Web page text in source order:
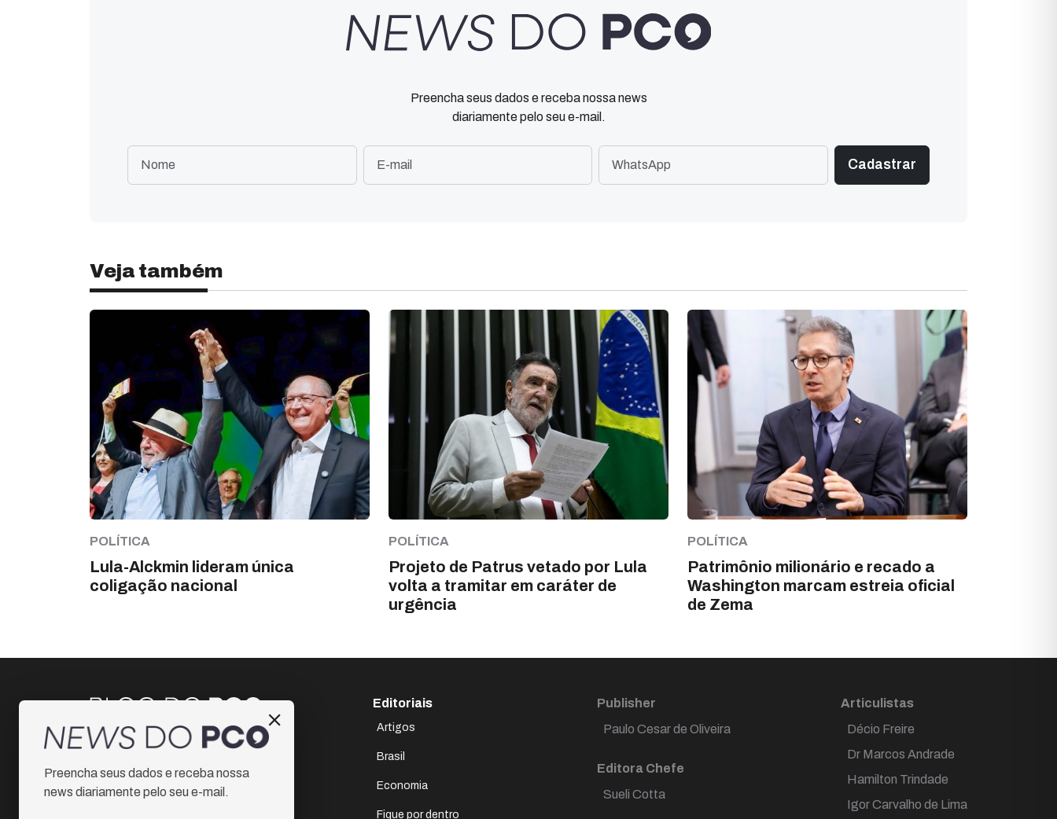
Preencha seus dados e receba nossa news
diariamente pelo seu e-mail.
Veja também
POLÍTICA
Lula-Alckmin lideram única
coligação nacional
POLÍTICA
Projeto de Patrus vetado por Lula
volta a tramitar em caráter de
urgência
POLÍTICA
Patrimônio milionário e recado a
Washington marcam estreia oficial
de Zema
Instagram
Facebook
Editoriais
Artigos
Brasil
Economia
Fique por dentro
Publisher
Paulo Cesar de Oliveira
Editora Chefe
Sueli Cotta
Articulistas
Décio Freire
Dr Marcos Andrade
Hamilton Trindade
Igor Carvalho de Lima
Preencha seus dados e receba nossa
news diariamente pelo seu e-mail.